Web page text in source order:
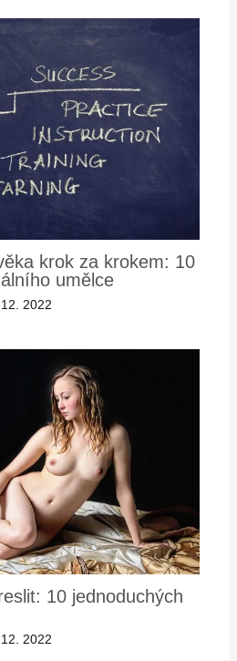
krok za krokem: 10
umělce
2022
10 jednoduchých
2022